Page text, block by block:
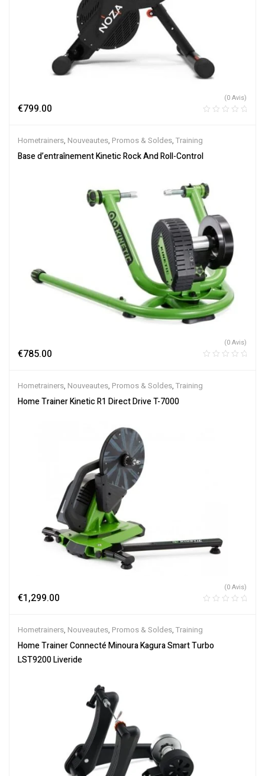
€799.00
(0 Avis)
Hometrainers, Nouveautes, Promos & Soldes, Training
Base d’entraînement Kinetic Rock And Roll-Control
€785.00
(0 Avis)
Hometrainers, Nouveautes, Promos & Soldes, Training
Home Trainer Kinetic R1 Direct Drive T-7000
€1,299.00
(0 Avis)
Hometrainers, Nouveautes, Promos & Soldes, Training
Home Trainer Connecté Minoura Kagura Smart Turbo
LST9200 Liveride